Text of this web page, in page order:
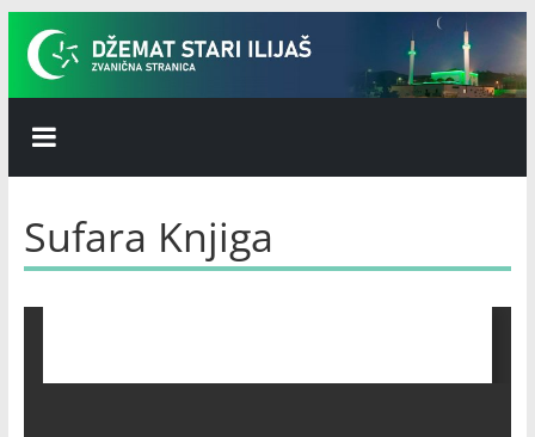
Skip
content
Džemat
Stari
Ilijaš
Sufara Knjiga